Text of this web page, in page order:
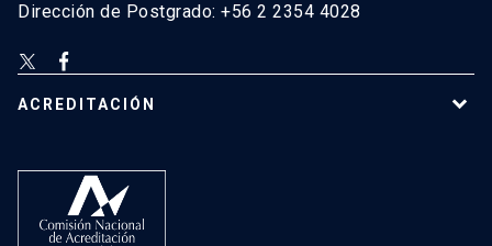
Dirección de Postgrado: +56 2 2354 4028
ACREDITACIÓN